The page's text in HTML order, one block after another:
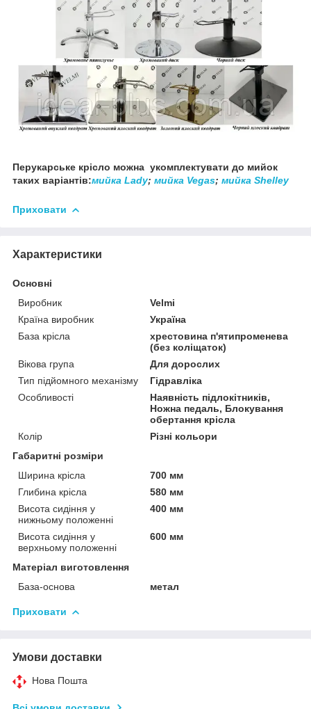
Перукарське крісло можна укомплектувати до мийок
таких варіантів:мийка Lady; мийка Vegas; мийка Shelley
Приховати
Характеристики
Основні
Виробник
Velmi
Країна виробник
Україна
База крісла
хрестовина п'ятипроменева
(без коліщаток)
Вікова група
Для дорослих
Тип підйомного механізму
Гідравліка
Особливості
Наявність підлокітників,
Ножна педаль, Блокування
обертання крісла
Колір
Різні кольори
Габаритні розміри
Ширина крісла
700 мм
Глибина крісла
580 мм
Висота сидіння у
нижньому положенні
400 мм
Висота сидіння у
верхньому положенні
600 мм
Матеріал виготовлення
База-основа
метал
Приховати
Умови доставки
Нова Пошта